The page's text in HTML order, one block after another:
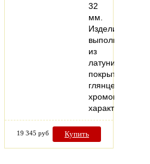
32
мм.
Изделие
выполнено
из
латуни,
покрытой
глянцевым
19 345 руб Купить